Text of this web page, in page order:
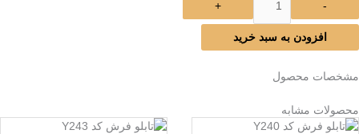
-
+
افزودن به سبد خرید
مشخصات محصول
محصولات مشابه